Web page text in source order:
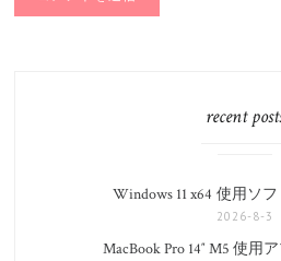
recent
Windows 11 x64 使用ソフ
2026-8-3
MacBook Pro 14″ M5 使用